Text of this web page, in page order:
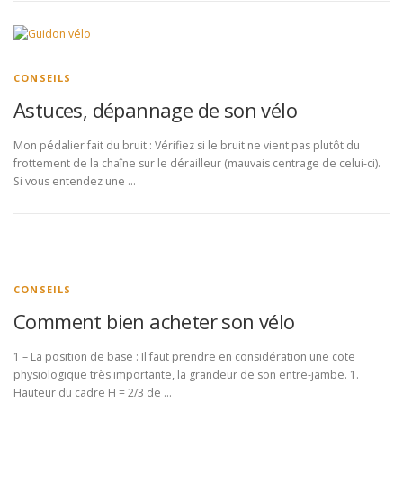
CONSEILS
Astuces, dépannage de son vélo
Mon pédalier fait du bruit : Vérifiez si le bruit ne vient pas plutôt du
frottement de la chaîne sur le dérailleur (mauvais centrage de celui-ci).
Si vous entendez une …
CONSEILS
Comment bien acheter son vélo
1 – La position de base : Il faut prendre en considération une cote
physiologique très importante, la grandeur de son entre-jambe. 1.
Hauteur du cadre H = 2/3 de …